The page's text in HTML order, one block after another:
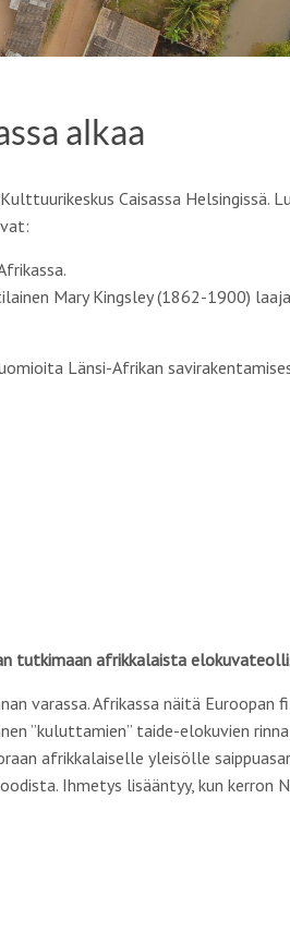
alkaa
Caisassa
Mary Kingsley (1862-1900)
Länsi-Afrikan
tutkimaan afrikkalaista
varassa. Afrikassa näitä
”kuluttamien” taide-elokuvien
afrikkalaiselle yleisölle
Ihmetys lisääntyy, kun kerron